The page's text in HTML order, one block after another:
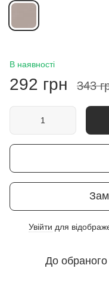
В наявності
292 грн 343
Увійти для
До обраного